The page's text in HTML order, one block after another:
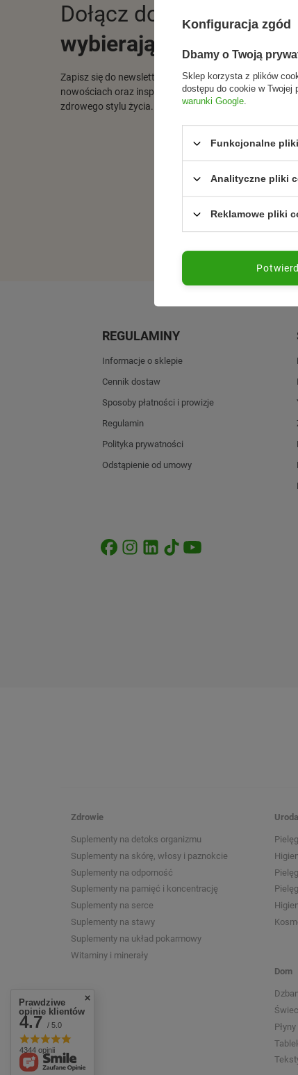
Dołącz do tych, którzy
wybierają świadomie.
Zapisz się do newslettera i otrzymuj informacje o
nowościach oraz inspiracjach ze świata naturalnej
zdrowego stylu życia.
REGULAMINY
Informacje o sklepie
Cennik dostaw
Sposoby płatności i prowizje
Regulamin
Polityka prywatności
Odstąpienie od umowy
Zdrowie
Suplementy na detoks organizmu
Suplementy na skórę, włosy i paznokcie
Suplementy na odporność
Suplementy na pamięć i koncentrację
Suplementy na serce
Suplementy na stawy
Suplementy na układ pokarmowy
Witaminy i minerały
Uroda
Dom
Prawdziwe
opinie klientów
4.7 / 5.0
4344 opinii
Konfiguracja zgód
Dbamy o Twoją
Sklep korzysta z plików
dostępu do cookie w Twojej
warunki Google.
Funkcjonalne
Analityczne pliki
Reklamowe pliki